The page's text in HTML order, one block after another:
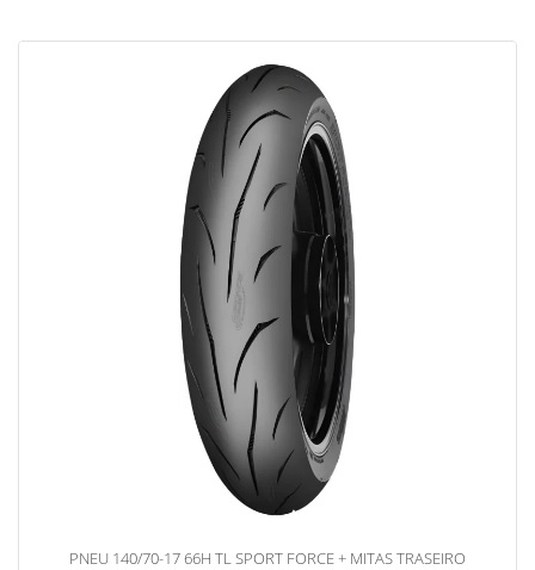
PNEU 140/70-17 66H TL SPORT FORCE + MITAS TRASEIRO